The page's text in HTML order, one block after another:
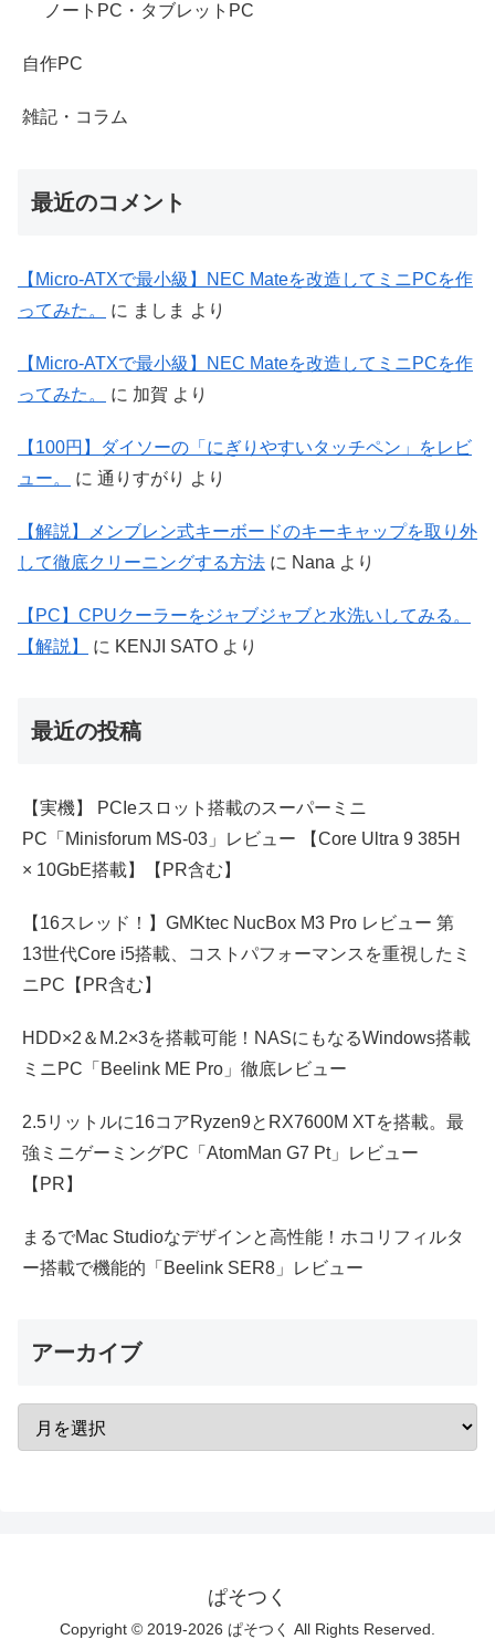
ノートPC・タブレットPC
自作PC
雑記・コラム
最近のコメント
【Micro-ATXで最小級】NEC Mateを改造してミニPCを作
ってみた。
に ましま より
【Micro-ATXで最小級】NEC Mateを改造してミニPCを作
ってみた。
に 加賀 より
【100円】ダイソーの「にぎりやすいタッチペン」をレビ
ュー。
に 通りすがり より
【解説】メンブレン式キーボードのキーキャップを取り外
して徹底クリーニングする方法 に Nana より
【PC】CPUクーラーをジャブジャブと水洗いしてみる。
【解説】
に KENJI SATO より
最近の投稿
【実機】 PCIeスロット搭載のスーパーミニ
PC「Minisforum MS-03」レビュー 【Core Ultra 9 385H
× 10GbE搭載】【PR含む】
【16スレッド！】GMKtec NucBox M3 Pro レビュー 第
13世代Core i5搭載、コストパフォーマンスを重視したミ
ニPC【PR含む】
HDD×2＆M.2×3を搭載可能！NASにもなるWindows搭載
ミニPC「Beelink ME Pro」徹底レビュー
2.5リットルに16コアRyzen9とRX7600M XTを搭載。最
強ミニゲーミングPC「AtomMan G7 Pt」レビュー
【PR】
まるでMac Studioなデザインと高性能！ホコリフィルタ
ー搭載で機能的「Beelink SER8」レビュー
アーカイブ
ぱそつく
Copyright © 2019-2026 ぱそつく All Rights Reserved.